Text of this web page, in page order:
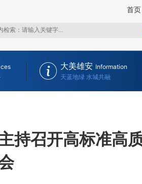
首页
大美雄安 Information
天蓝地绿 水城共融
持召开高标准高